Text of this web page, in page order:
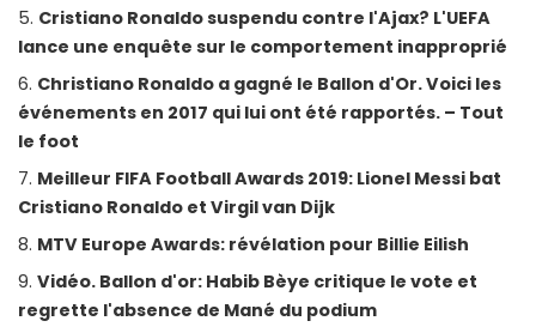
Cristiano Ronaldo suspendu contre l'Ajax? L'UEFA
lance une enquête sur le comportement inapproprié
Christiano Ronaldo a gagné le Ballon d'Or. Voici les
événements en 2017 qui lui ont été rapportés. – Tout
le foot
Meilleur FIFA Football Awards 2019: Lionel Messi bat
Cristiano Ronaldo et Virgil van Dijk
MTV Europe Awards: révélation pour Billie Eilish
Vidéo. Ballon d'or: Habib Bèye critique le vote et
regrette l'absence de Mané du podium